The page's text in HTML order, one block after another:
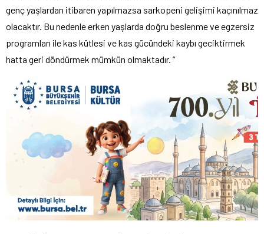
genç yaşlardan itibaren yapılmazsa sarkopeni gelişimi kaçınılmaz
olacaktır. Bu nedenle erken yaşlarda doğru beslenme ve egzersiz
programları ile kas kütlesi ve kas gücündeki kaybı geciktirmek
hatta geri döndürmek mümkün olmaktadır. “